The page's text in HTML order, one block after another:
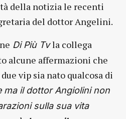
della notizia le recenti
del dottor Angelini.
Di Più Tvla collega
alcune affermazioni che
vip sia nato qualcosa di
ma il dottor Angiolini non
sulla sua vita